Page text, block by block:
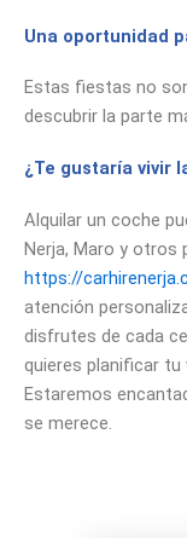
Una oportunidad
Estas fiestas no
descubrir la parte
¿Te gustaría vivir
Alquilar un coche
Nerja, Maro y otros
https://
atención
disfrutes de cada
quieres planificar
Estaremos
se merece.